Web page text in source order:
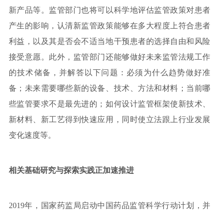
新产品等。监管部门也将可以科学地评估监管政策对患者
产生的影响，认清新监管政策能够在多大程度上符合患者
利益，以及其是否会不适当地干预患者的选择自由和风险
接受意愿。此外，监管部门还能够做好未来监管法规工作
的技术储备，并解答以下问题：必须为什么趋势做好准
备；未来需要哪些新的设备、技术、方法和材料；当前哪
些监管要求不是最先进的；如何设计监管框架使新技术、
新材料、新工艺得到快速应用，同时使立法跟上行业发展
变化速度等。
相关基础研究与探索实践正加速推进
2019年，国家药监局启动中国药品监管科学行动计划，并